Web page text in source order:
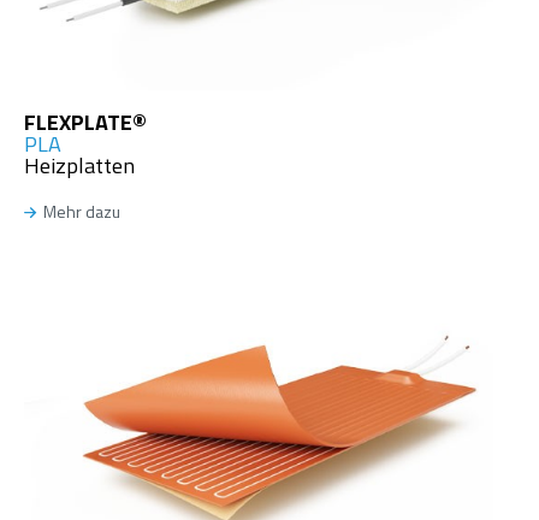
FLEXPLATE®
PLA
Heizplatten
Mehr dazu